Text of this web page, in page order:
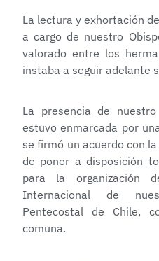
La lectura y exhortación
a cargo de nuestro
valorado entre los
instaba a seguir adelante
La presencia de
estuvo enmarcada por
se firmó un acuerdo con
de poner a disposición
para la organización
Internacional de
Pentecostal de Chile,
comuna.